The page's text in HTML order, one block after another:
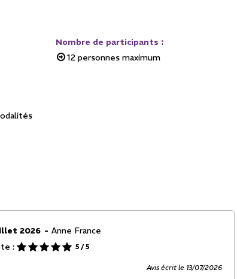
Nombre de participants :
12 personnes maximum
2026
Anne France
:
5 / 5
Avis écrit le 13/07/2026